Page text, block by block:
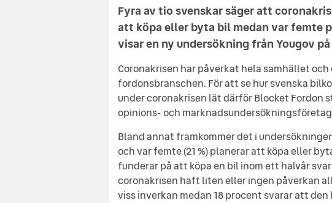
Fyra av tio svenskar säger att
att köpa eller byta bil medan var femte
visar en ny undersökning från Yougov
Coronakrisen har påverkat hela samhället
fordonsbranschen. För att se hur svenska
under coronakrisen lät därför Blocket Fordon
opinions- och
Bland annat framkommer det i
och var femte (21 %) planerar att köpa eller
funderar på att köpa en bil inom ett halvår
coronakrisen haft liten eller ingen påverkan
viss inverkan medan 18 procent svarar att